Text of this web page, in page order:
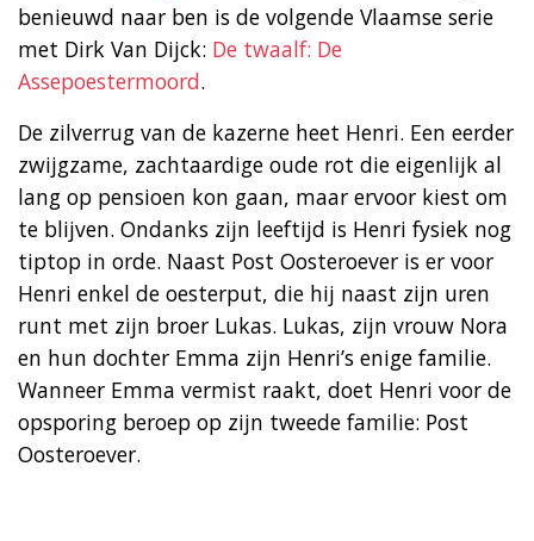
benieuwd naar ben is de volgende Vlaamse serie
met Dirk Van Dijck: De twaalf: De
Assepoestermoord.
De zilverrug van de kazerne heet Henri. Een eerder
zwijgzame, zachtaardige oude rot die eigenlijk al
lang op pensioen kon gaan, maar ervoor kiest om
te blijven. Ondanks zijn leeftijd is Henri fysiek nog
tiptop in orde. Naast Post Oosteroever is er voor
Henri enkel de oesterput, die hij naast zijn uren
runt met zijn broer Lukas. Lukas, zijn vrouw Nora
en hun dochter Emma zijn Henri’s enige familie.
Wanneer Emma vermist raakt, doet Henri voor de
opsporing beroep op zijn tweede familie: Post
Oosteroever.